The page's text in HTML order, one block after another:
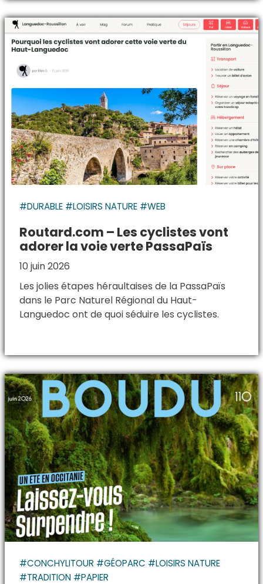
#DURABLE #LOISIRS NATURE #WEB
Routard.com – Les cyclistes vont
adorer la voie verte PassaPaïs
10 juin 2026
Les jolies étapes héraultaises de la PassaPaïs
dans le Parc Naturel Régional du Haut-
Languedoc ont de quoi séduire les cyclistes.
#CONCHYLITOUR #GÉOPARC #LOISIRS NATURE
#TRADITION #PAPIER